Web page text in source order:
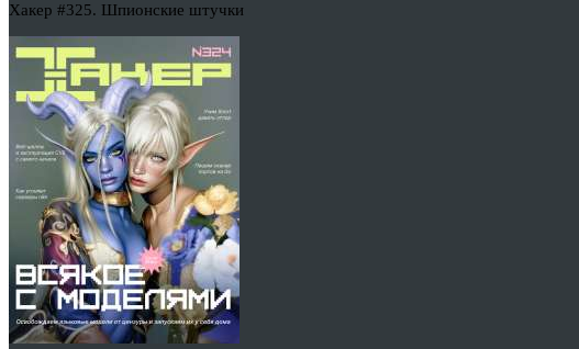
Хакер #325. Шпионские штучки